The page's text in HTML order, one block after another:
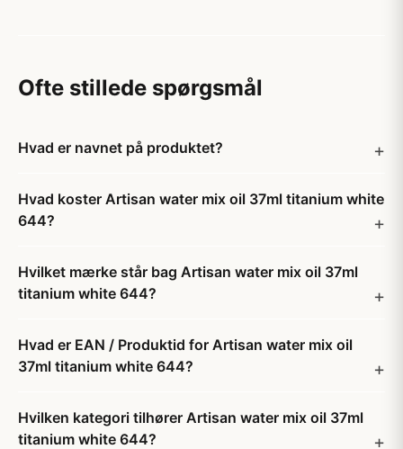
Ofte stillede spørgsmål
Hvad er navnet på produktet?
Hvad koster Artisan water mix oil 37ml titanium white
644?
Hvilket mærke står bag Artisan water mix oil 37ml
titanium white 644?
Hvad er EAN / Produktid for Artisan water mix oil
37ml titanium white 644?
Hvilken kategori tilhører Artisan water mix oil 37ml
titanium white 644?